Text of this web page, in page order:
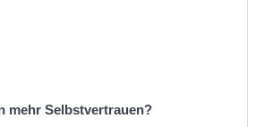
mehr Selbstvertrauen?